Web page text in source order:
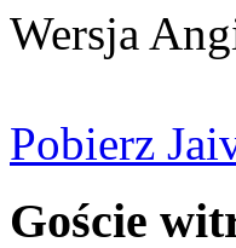
Wersja
Pobierz
Goście